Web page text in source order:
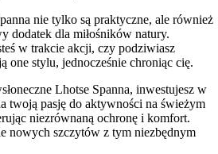
nie tylko są praktyczne, ale również
dodatek dla miłośników natury.
w trakcie akcji, czy podziwiasz
one stylu, jednocześnie chroniąc cię.
Lhotse Spanna, inwestujesz w
twoją pasję do aktywności na świeżym
niezrównaną ochronę i komfort.
nowych szczytów z tym niezbędnym